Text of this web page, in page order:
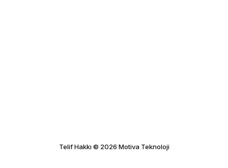
Telif Hakkı © 2026 Motiva Teknoloji